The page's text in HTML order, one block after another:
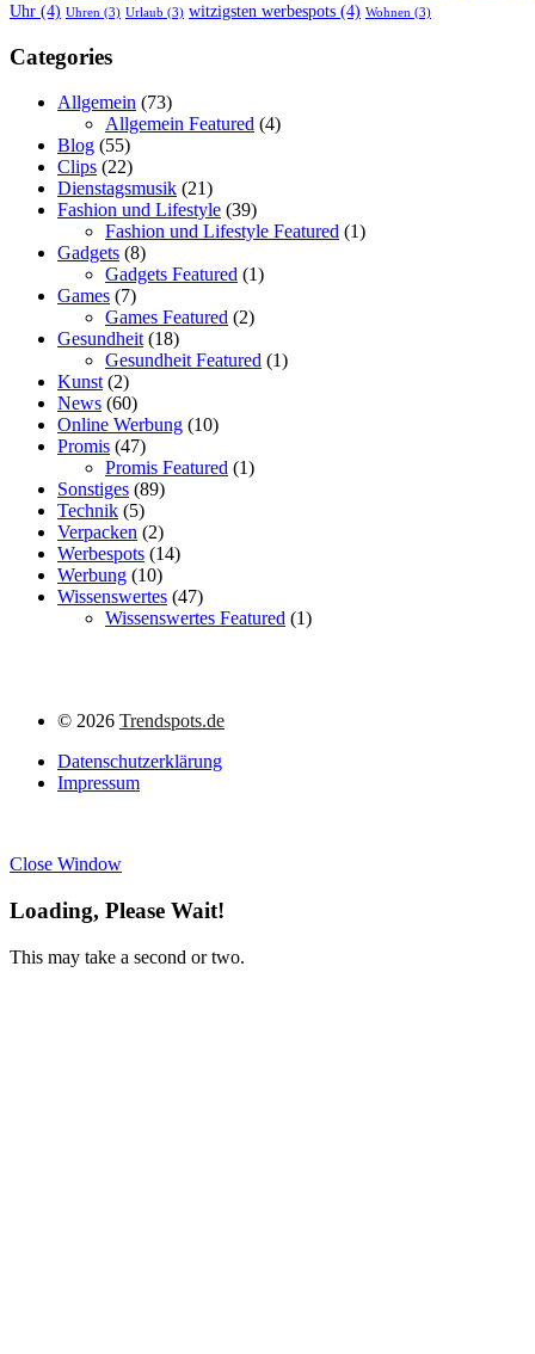
Uhr (4) Uhren (3) Urlaub (3) witzigsten werbespots (4) Wohnen (3)
Categories
Allgemein (73)
Allgemein Featured (4)
Blog (55)
Clips (22)
Dienstagsmusik (21)
Fashion und Lifestyle (39)
Fashion und Lifestyle Featured (1)
Gadgets (8)
Gadgets Featured (1)
Games (7)
Games Featured (2)
Gesundheit(18)
Gesundheit Featured (1)
Kunst(2)
News (60)
Online Werbung (10)
Promis (47)
Promis Featured (1)
Sonstiges (89)
Technik (5)
Verpacken (2)
Werbespots (14)
Werbung (10)
Wissenswertes (47)
Wissenswertes Featured (1)
© 2026 Trendspots.de
Datenschutzerklärung
Impressum
Close Window
Loading, Please Wait!
This may take a second or two.